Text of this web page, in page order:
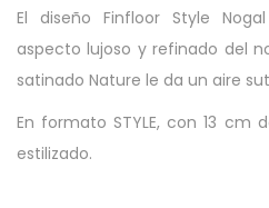
El diseño Finfloor Style
aspecto lujoso y refinado del
satinado Nature le da un aire
En formato STYLE, con 13 cm
estilizado.